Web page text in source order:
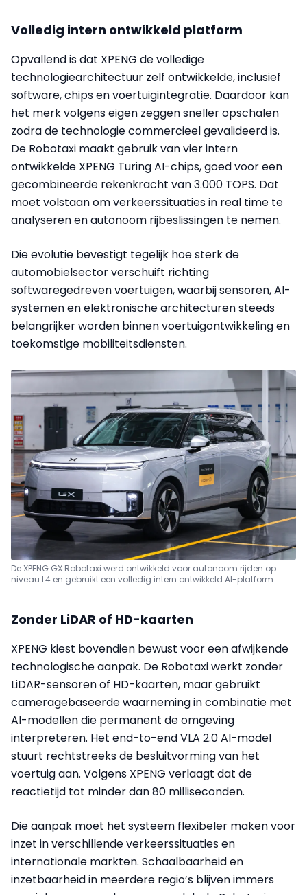
Volledig intern ontwikkeld platform
Opvallend is dat XPENG de volledige
technologiearchitectuur zelf ontwikkelde, inclusief
software, chips en voertuigintegratie. Daardoor kan
het merk volgens eigen zeggen sneller opschalen
zodra de technologie commercieel gevalideerd is.
De Robotaxi maakt gebruik van vier intern
ontwikkelde XPENG Turing AI-chips, goed voor een
gecombineerde rekenkracht van 3.000 TOPS. Dat
moet volstaan om verkeerssituaties in real time te
analyseren en autonoom rijbeslissingen te nemen.
Die evolutie bevestigt tegelijk hoe sterk de
automobielsector verschuift richting
softwaregedreven voertuigen, waarbij sensoren, AI-
systemen en elektronische architecturen steeds
belangrijker worden binnen voertuigontwikkeling en
toekomstige mobiliteitsdiensten.
De XPENG GX Robotaxi werd ontwikkeld voor autonoom rijden op
niveau L4 en gebruikt een volledig intern ontwikkeld AI-platform
Zonder LiDAR of HD-kaarten
XPENG kiest bovendien bewust voor een afwijkende
technologische aanpak. De Robotaxi werkt zonder
LiDAR-sensoren of HD-kaarten, maar gebruikt
cameragebaseerde waarneming in combinatie met
AI-modellen die permanent de omgeving
interpreteren. Het end-to-end VLA 2.0 AI-model
stuurt rechtstreeks de besluitvorming van het
voertuig aan. Volgens XPENG verlaagt dat de
reactietijd tot minder dan 80 milliseconden.
Die aanpak moet het systeem flexibeler maken voor
inzet in verschillende verkeerssituaties en
internationale markten. Schaalbaarheid en
inzetbaarheid in meerdere regio’s blijven immers